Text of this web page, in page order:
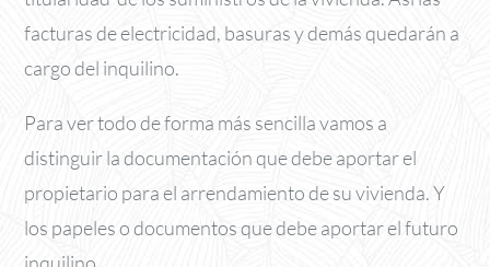
facturas de electricidad, basuras y demás quedarán a
cargo del inquilino.
Para ver todo de forma más sencilla vamos a
distinguir la documentación que debe aportar el
propietario para el arrendamiento de su vivienda. Y
los papeles o documentos que debe aportar el futuro